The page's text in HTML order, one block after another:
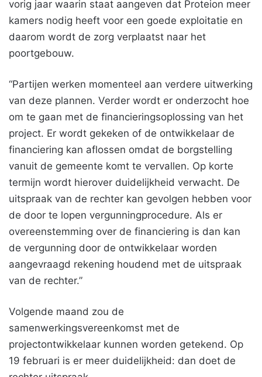
vorig jaar waarin staat aangeven dat Proteion meer
kamers nodig heeft voor een goede exploitatie en
daarom wordt de zorg verplaatst naar het
poortgebouw.
“Partijen werken momenteel aan verdere uitwerking
van deze plannen. Verder wordt er onderzocht hoe
om te gaan met de financieringsoplossing van het
project. Er wordt gekeken of de ontwikkelaar de
financiering kan aflossen omdat de borgstelling
vanuit de gemeente komt te vervallen. Op korte
termijn wordt hierover duidelijkheid verwacht. De
uitspraak van de rechter kan gevolgen hebben voor
de door te lopen vergunningprocedure. Als er
overeenstemming over de financiering is dan kan
de vergunning door de ontwikkelaar worden
aangevraagd rekening houdend met de uitspraak
van de rechter.”
Volgende maand zou de
samenwerkingsvereenkomst met de
projectontwikkelaar kunnen worden getekend. Op
19 februari is er meer duidelijkheid: dan doet de